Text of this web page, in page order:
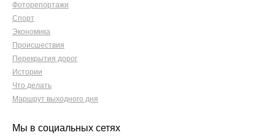
Фоторепортажи
Спорт
Экономика
Происшествия
Перекрытия дорог
Истории
Что делать
Маршрут выходного дня
Мы в социальных сетях